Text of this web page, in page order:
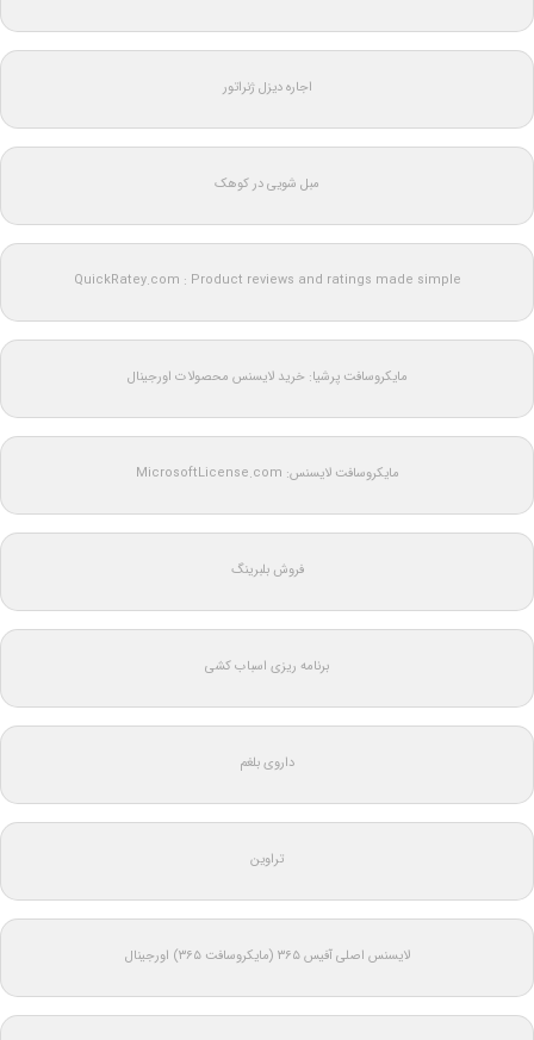
اجاره دیزل ژنراتور
مبل شویی در کوهک
QuickRatey.com : Product reviews and ratings made simple
مایکروسافت پرشیا: خرید لایسنس محصولات اورجینال
مایکروسافت لایسنس: MicrosoftLicense.com
فروش بلبرینگ
برنامه ریزی اسباب کشی
داروی بلغم
تراوین
لایسنس اصلی آفیس ۳۶۵ (مایکروسافت ۳۶۵) اورجینال